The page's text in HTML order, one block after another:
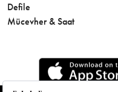
Defile
Mücevher & Saat